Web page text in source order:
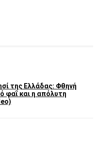
της Ελλάδας: Φθηνή
φαΐ και η απόλυτη